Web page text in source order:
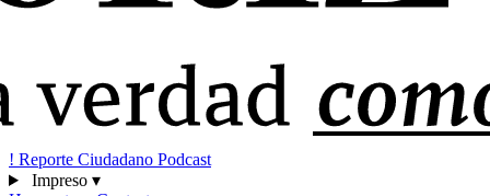
! Reporte Ciudadano Podcast
Impreso ▾